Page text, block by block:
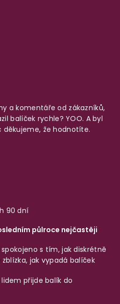
a komentáře od zákazníků,
balíček rychle? YOO. A byl
děkujeme, že hodnotíte.
90 dní
půlroce nejčastěji
spokojeno s tím, jak diskrétně
jak vypadá balíček
přijde balík do